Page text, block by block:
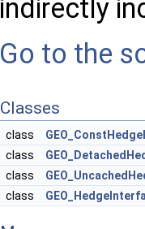
indirectly
Go to the
Classes
class
class
class
class